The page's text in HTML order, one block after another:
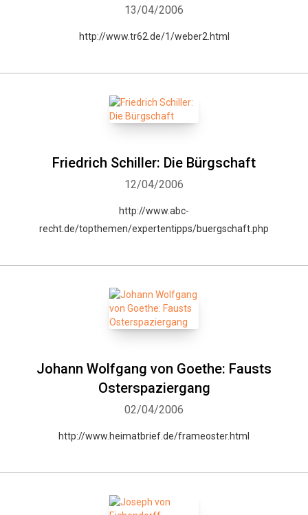
13/04/2006
http://www.tr62.de/1/weber2.html
Friedrich Schiller: Die Bürgschaft
12/04/2006
http://www.abc-
recht.de/topthemen/expertentipps/buergschaft.php
Johann Wolfgang von Goethe: Fausts
Osterspaziergang
02/04/2006
http://www.heimatbrief.de/frameoster.html